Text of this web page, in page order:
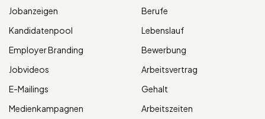
Jobanzeigen
Kandidatenpool
Employer Branding
Jobvideos
E-Mailings
Medienkampagnen
Berufe
Lebenslauf
Bewerbung
Arbeitsvertrag
Gehalt
Arbeitszeiten